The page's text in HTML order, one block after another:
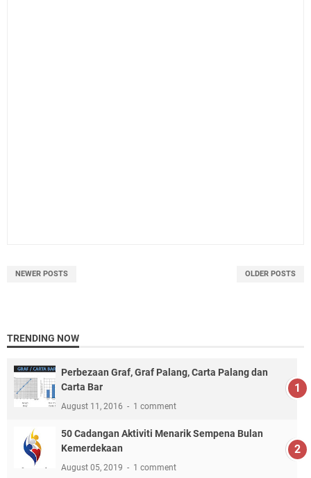
NEWER POSTS OLDER POSTS
TRENDING NOW
Perbezaan Graf, Graf Palang, Carta Palang dan
Carta Bar
August 11, 2016 1 comment
50 Cadangan Aktiviti Menarik Sempena Bulan
Kemerdekaan
August 05, 2019 1 comment